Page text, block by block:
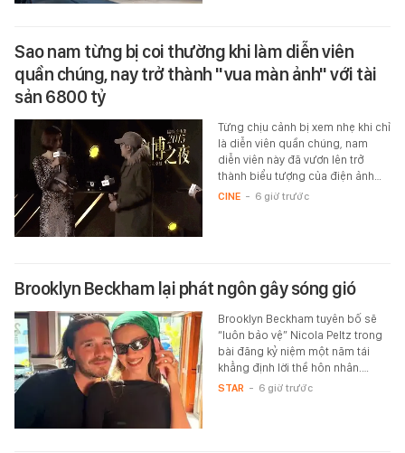
Sao nam từng bị coi thường khi làm diễn viên
quần chúng, nay trở thành "vua màn ảnh" với tài
sản 6800 tỷ
Từng chịu cảnh bị xem nhẹ khi chỉ
là diễn viên quần chúng, nam
diễn viên này đã vươn lên trở
thành biểu tượng của điện ảnh…
CINE - 6 giờ trước
Brooklyn Beckham lại phát ngôn gây sóng gió
Brooklyn Beckham tuyên bố sẽ
“luôn bảo vệ” Nicola Peltz trong
bài đăng kỷ niệm một năm tái
khẳng định lời thề hôn nhân.…
STAR - 6 giờ trước